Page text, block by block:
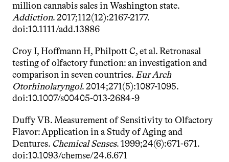
Addiction. 2017;112(12):2167-2177.
doi:10.1111/add.13886
Croy I, Hoffmann H, Philpott C, et al. Retronasal
testing of olfactory function: an investigation and
comparison in seven countries. Eur Arch
Otorhinolaryngol. 2014;271(5):1087-1095.
doi:10.1007/s00405-013-2684-9
Duffy VB. Measurement of Sensitivity to Olfactory
Flavor: Application in a Study of Aging and
Dentures. Chemical Senses. 1999;24(6):671-671.
doi:10.1093/chemse/24.6.671